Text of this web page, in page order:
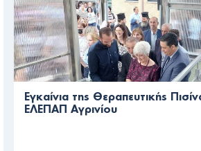
Εγκαίνια της Θεραπευτικής
ΕΛΕΠΑΠ Αγρινίου